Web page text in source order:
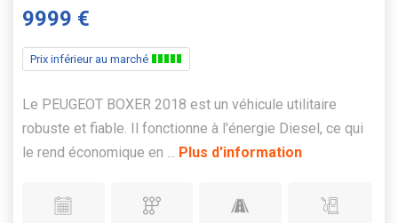
9999 €
Prix inférieur au marché
Le PEUGEOT BOXER 2018 est un véhicule utilitaire
robuste et fiable. Il fonctionne à l'énergie Diesel, ce qui
le rend économique en ... Plus d'information